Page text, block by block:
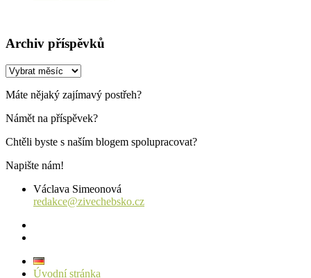
Archiv příspěvků
Archiv
Máte nějaký zajímavý postřeh?
Námět na příspěvek?
Chtěli byste s naším blogem spolupracovat?
Napište nám!
Václava Simeonová
redakce@zivechebsko.cz
Úvodní stránka